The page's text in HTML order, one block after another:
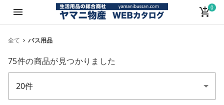
menu add_shopping_cart0
全て バス用品
75件の商品が見つかりました
件数
並び順